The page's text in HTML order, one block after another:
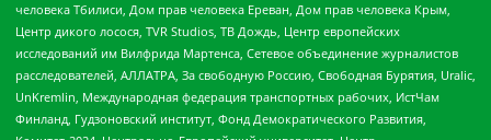
человека Тбилиси, Дом прав человека Ереван, Дом прав человека Крым,
Центр дикого лосося, TVR Studios, ТВ Дождь, Центр европейских
исследований им Вилфрида Мартенса, Сетевое объединение журналистов
расследователей, АЛЛАТРА, За свободную Россию, Свободная Бурятия, Uralic,
UnKremlin, Международная федерация транспортных рабочих, ИстЧам
Финланд, Гудзоновский институт, Фонд Демократического Развития,